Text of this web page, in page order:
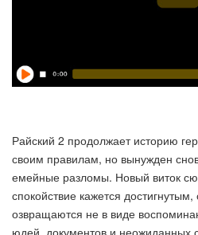
Райский 2 продолжает историю
своим правилам, но вынужден
емейные разломы. Новый виток
спокойствие кажется
озвращаются не в виде
юдей, документов и неожиданных